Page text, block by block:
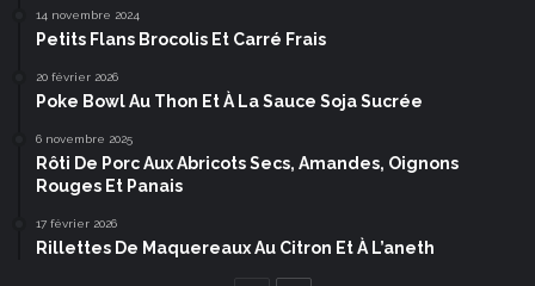
14 novembre 2024
Petits Flans Brocolis Et Carré Frais
20 février 2026
Poke Bowl Au Thon Et À La Sauce Soja Sucrée
6 novembre 2025
Rôti De Porc Aux Abricots Secs, Amandes, Oignons
Rouges Et Panais
17 février 2026
Rillettes De Maquereaux Au Citron Et À L’aneth